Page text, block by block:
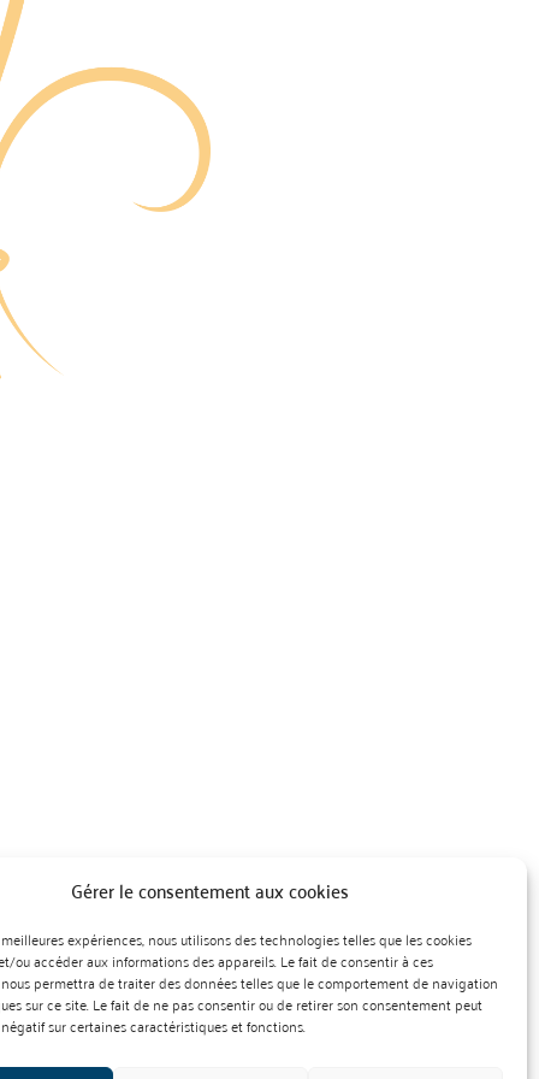
Gérer le consentement aux cookies
expériences, nous utilisons des technologies telles que les cookies
ou accéder aux informations des appareils. Le fait de consentir à ces
permettra de traiter des données telles que le comportement de navigation
sur ce site. Le fait de ne pas consentir ou de retirer son consentement peut
sur certaines caractéristiques et fonctions.